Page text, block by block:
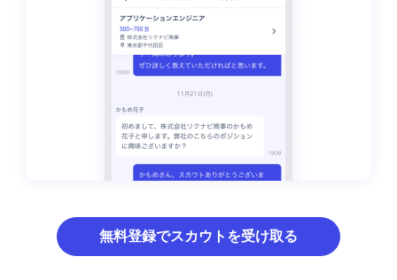
無料登録でスカウトを受け取る